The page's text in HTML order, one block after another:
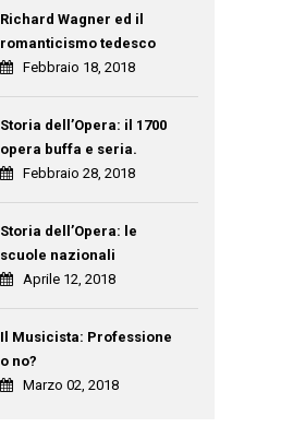
Richard Wagner ed il
romanticismo tedesco
Febbraio 18, 2018
Storia dell’Opera: il 1700
opera buffa e seria.
Febbraio 28, 2018
Storia dell’Opera: le
scuole nazionali
Aprile 12, 2018
Il Musicista: Professione
o no?
Marzo 02, 2018